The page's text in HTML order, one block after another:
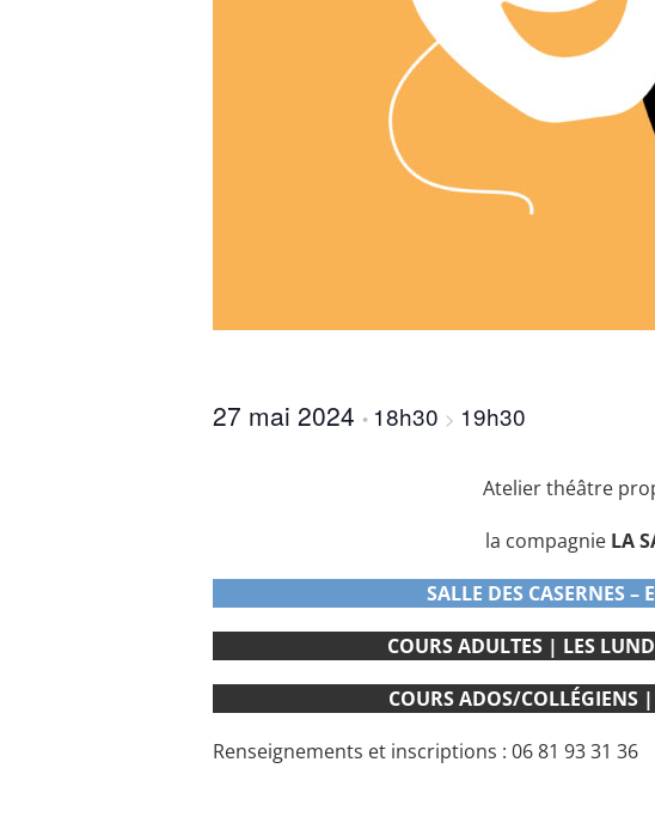
27 mai 2024 • 18h30 > 19h30
Atelier théâtre
la compagnie LA
SALLE DES CASERNES –
COURS ADULTES | LES
COURS ADOS/
Renseignements et inscriptions : 06 81 93 31 36